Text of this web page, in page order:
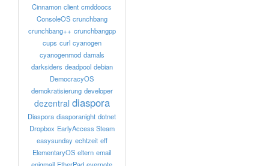
Cinnamon client cmddoocs
ConsoleOS crunchbang
crunchbang++ crunchbangpp
cups curl cyanogen
cyanogenmod damals
darksiders deadpool debian
DemocracyOS
demokratisierung developer
dezentral diaspora
Diaspora diasporanight dotnet
Dropbox EarlyAccess Steam
easysunday echtzeit eff
ElementaryOS eltern email